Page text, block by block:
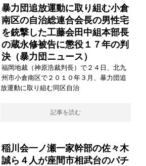
暴力団追放運動に取り組む小倉
南区の自治総連合会長の男性宅
を銃撃した工藤会田中組本部長
の蔵永修被告に懲役１７年の判
決（暴力団ニュース）
福岡地裁（神原浩裁判長）で２４日、北九
州市小倉南区で２０１０年３月、暴力団追
放運動に取り組む同区自治
記事を読む
稲川会一ノ瀬一家幹部の佐々木
誠ら４人が座間市相武台のパチ